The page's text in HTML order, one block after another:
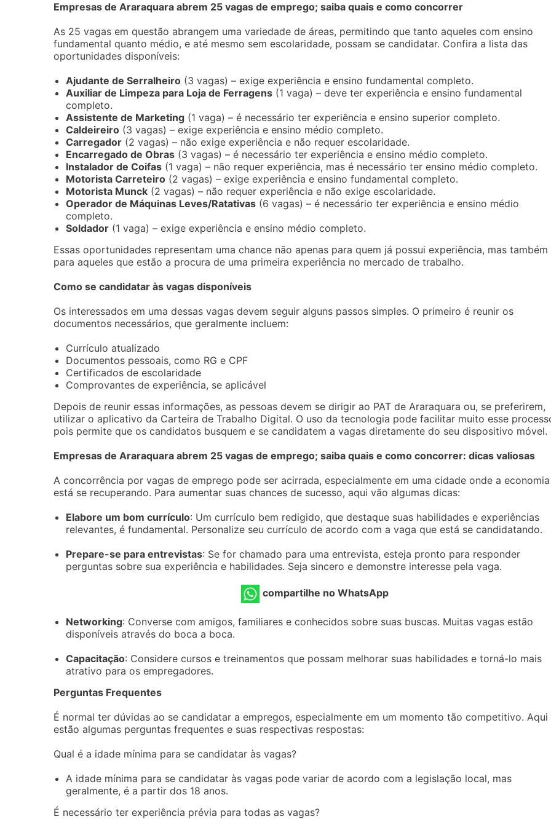
Empresas de Araraquara abrem 25 vagas de emprego; saiba quais e como concorrer
As 25 vagas em questão abrangem uma variedade de áreas, permitindo que tanto aqueles com ensino
fundamental quanto médio, e até mesmo sem escolaridade, possam se candidatar. Confira a lista das
oportunidades disponíveis:
Ajudante de Serralheiro (3 vagas) – exige experiência e ensino fundamental completo.
Auxiliar de Limpeza para Loja de Ferragens (1 vaga) – deve ter experiência e ensino fundamental
completo.
Assistente de Marketing (1 vaga) – é necessário ter experiência e ensino superior completo.
Caldeireiro (3 vagas) – exige experiência e ensino médio completo.
Carregador (2 vagas) – não exige experiência e não requer escolaridade.
Encarregado de Obras (3 vagas) – é necessário ter experiência e ensino médio completo.
Instalador de Coifas (1 vaga) – não requer experiência, mas é necessário ter ensino médio completo.
Motorista Carreteiro (2 vagas) – exige experiência e ensino fundamental completo.
Motorista Munck (2 vagas) – não requer experiência e não exige escolaridade.
Operador de Máquinas Leves/Ratativas (6 vagas) – é necessário ter experiência e ensino médio
completo.
Soldador (1 vaga) – exige experiência e ensino médio completo.
Essas oportunidades representam uma chance não apenas para quem já possui experiência, mas também
para aqueles que estão a procura de uma primeira experiência no mercado de trabalho.
Como se candidatar às vagas disponíveis
Os interessados em uma dessas vagas devem seguir alguns passos simples. O primeiro é reunir os
documentos necessários, que geralmente incluem:
Currículo atualizado
Documentos pessoais, como RG e CPF
Certificados de escolaridade
Comprovantes de experiência, se aplicável
Depois de reunir essas informações, as pessoas devem se dirigir ao PAT de Araraquara ou, se preferirem,
utilizar o aplicativo da Carteira de Trabalho Digital. O uso da tecnologia pode facilitar muito esse
pois permite que os candidatos busquem e se candidatem a vagas diretamente do seu dispositivo móvel.
Empresas de Araraquara abrem 25 vagas de emprego; saiba quais e como concorrer: dicas valiosas
A concorrência por vagas de emprego pode ser acirrada, especialmente em uma cidade onde a economia
está se recuperando. Para aumentar suas chances de sucesso, aqui vão algumas dicas:
Elabore um bom currículo: Um currículo bem redigido, que destaque suas habilidades e experiências
relevantes, é fundamental. Personalize seu currículo de acordo com a vaga que está se candidatando.
Prepare-se para entrevistas: Se for chamado para uma entrevista, esteja pronto para responder
perguntas sobre sua experiência e habilidades. Seja sincero e demonstre interesse pela vaga.
compartilhe no WhatsApp
Networking: Converse com amigos, familiares e conhecidos sobre suas buscas. Muitas vagas estão
disponíveis através do boca a boca.
Capacitação: Considere cursos e treinamentos que possam melhorar suas habilidades e torná-lo mais
atrativo para os empregadores.
Perguntas Frequentes
É normal ter dúvidas ao se candidatar a empregos, especialmente em um momento tão competitivo. Aqui
estão algumas perguntas frequentes e suas respectivas respostas:
Qual é a idade mínima para se candidatar às vagas?
A idade mínima para se candidatar às vagas pode variar de acordo com a legislação local, mas
geralmente, é a partir dos 18 anos.
É necessário ter experiência prévia para todas as vagas?